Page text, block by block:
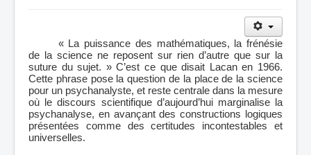
« La puissance des mathématiques, la frénésie
de la science ne reposent sur rien d’autre que sur la
suture du sujet. » C’est ce que disait Lacan en 1966.
Cette phrase pose la question de la place de la science
pour un psychanalyste, et reste centrale dans la mesure
où le discours scientifique d’aujourd’hui marginalise la
psychanalyse, en avançant des constructions logiques
présentées comme des certitudes incontestables et
universelles.